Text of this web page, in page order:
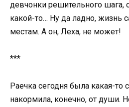
девчонки решительного шага,
какой-то… Ну да ладно, жизнь
местам. А он, Леха, не может!
***
Раечка сегодня была какая-то
накормила, конечно, от души.